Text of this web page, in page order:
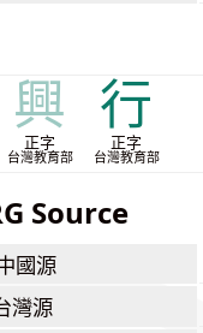
興
正字
台灣教育部
行
正字
台灣教育部
Source
國源
灣源